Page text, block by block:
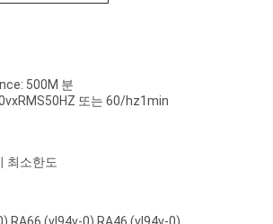
500M 분
또는 60/hz1min
최소한도